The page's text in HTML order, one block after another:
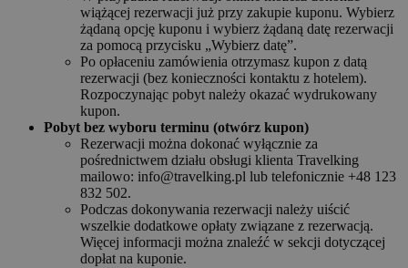
wiążącej rezerwacji już przy zakupie kuponu. Wybierz
żądaną opcję kuponu i wybierz żądaną datę rezerwacji
za pomocą przycisku „Wybierz datę”.
Po opłaceniu zamówienia otrzymasz kupon z datą
rezerwacji (bez konieczności kontaktu z hotelem).
Rozpoczynając pobyt należy okazać wydrukowany
kupon.
Pobyt bez wyboru terminu (otwórz kupon)
Rezerwacji można dokonać wyłącznie za
pośrednictwem działu obsługi klienta Travelking
mailowo: info@travelking.pl lub telefonicznie +48 123
832 502.
Podczas dokonywania rezerwacji należy uiścić
wszelkie dodatkowe opłaty związane z rezerwacją.
Więcej informacji można znaleźć w sekcji dotyczącej
dopłat na kuponie.